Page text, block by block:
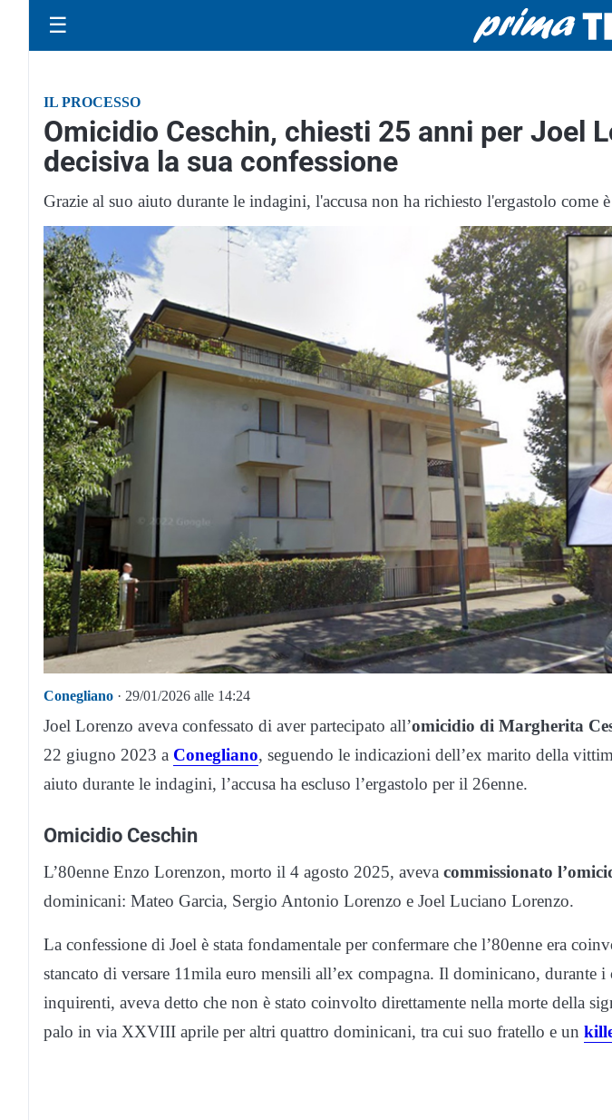
☰
IL PROCESSO
Omicidio Ceschin, chiesti 25 anni per Joel
decisiva la sua confessione
Grazie al suo aiuto durante le indagini, l'accusa non ha richiesto l'ergastolo come
Conegliano · 29/01/2026 alle 14:24
Joel Lorenzo aveva confessato di aver partecipato all’omicidio di Margherita
22 giugno 2023 a Conegliano, seguendo le indicazioni dell’ex marito della
aiuto durante le indagini, l’accusa ha escluso l’ergastolo per il 26enne.
Omicidio Ceschin
L’80enne Enzo Lorenzon, morto il 4 agosto 2025, aveva commissionato
dominicani: Mateo Garcia, Sergio Antonio Lorenzo e Joel Luciano Lorenzo.
La confessione di Joel è stata fondamentale per confermare che l’80enne era
stancato di versare 11mila euro mensili all’ex compagna. Il dominicano, durante
inquirenti, aveva detto che non è stato coinvolto direttamente nella morte della
palo in via XXVIII aprile per altri quattro dominicani, tra cui suo fratello e un